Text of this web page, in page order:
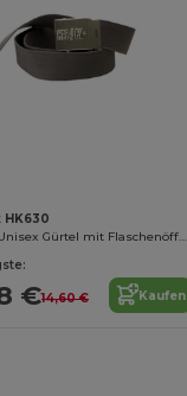
HK630
Herock Unisex Gürtel mit Flaschenöffner
€14,60 € Kaufen